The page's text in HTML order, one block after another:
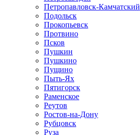
Петропавловск-Камчатский
Подольск
Прокопьевск
Протвино
Псков
Пушкин
Пушкино
Пущино
Пыть-Ях
Пятигорск
Раменское
Реутов
Ростов-на-Дону
Рубцовск
Руза